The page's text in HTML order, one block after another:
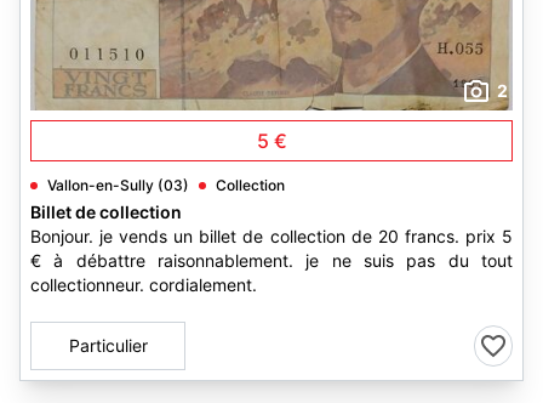
2
5 €
Vallon-en-Sully (03) Collection
Billet de collection
Bonjour. je vends un billet de collection de 20 francs. prix 5
€ à débattre raisonnablement. je ne suis pas du tout
collectionneur. cordialement.
Particulier